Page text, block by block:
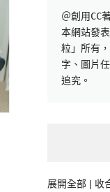
＠創用CC
本網站發
粒」所有
字、圖片
追究。
展開全部 | 收